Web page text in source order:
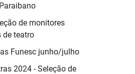
de monitores
de teatro
Funesc junho/julho
2024 - Seleção de